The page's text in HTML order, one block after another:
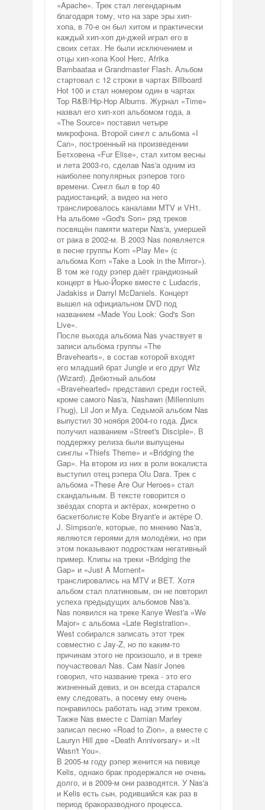
«Apache». Трек стал легендарным
благодаря тому, что на заре эры хип-
хопа, в 70-е он был хитом и практически
каждый хип-хоп ди-джей играл его в
своих сетах. Не были исключением и
отцы хип-хопа Kool Herc, Afrika
Bambaataa и Grandmaster Flash. Альбом
стартовал с 12 строки в чартах Billboard
Hot 100 и стал номером один в чартах
Top R&B/Hip-Hop Albums. Журнал «Time»
назвал его хип-хоп альбомом года, a
«The Source» поставил четыре
микрофона. Второй сингл с альбома «I
Саn», построенный на произведении
Бетховена «Fur Elise», стал хитом весны
и лета 2003-го, сделав Nas'a одним из
наиболее популярных рэперов того
времени. Сингл был в top 40
радиостанций, а видео на него
транслировалось каналами MTV и VH1.
На альбоме «God's Son» ряд треков
посвящён памяти матери Nas'a, умершей
от рака в 2002-м. В 2003 Nas появляется
в песне группы Korn «Play Ме» (с
альбома Korn «Take a Look in the Mirror»).
В том же году рэпер даёт грандиозный
концерт в Нью-Йорке вместе с Ludacris,
Jadakiss и Darryl McDaniels. Концерт
вышел на официальном DVD под
названием «Made You Look: God's Son
Live».
После выхода альбома Nas участвует в
записи альбома группы «The
Bravehearts», в состав которой входят
его младший брат Jungle и его друг Wiz
(Wizard). Дебютный альбом
«Bravehearted» представил среди гостей,
кроме самого Nas'a, Nashawn (Millennium
I’hug), Lil Jon и Mya. Седьмой альбом Nas
выпустил 30 ноября 2004-го года. Диск
получил названием «Street's Disciple». В
поддержку релиза были выпущены
синглы «Thiefs Theme» и «Bridging the
Gap». На втором из них в роли вокалиста
выступил отец рэпера Olu Dara. Трек с
альбома «These Are Our Heroes» стал
скандальным. В тексте говорится о
звёздах спорта и актёрах, конкретно о
баскетболисте Kobe Bryant'e и актёре О.
J. Simpson'e, которые, по мнению Nas'a,
являются героями для молодёжи, но при
этом показывают подросткам негативный
пример. Клипы на треки «Bridging the
Gap» и «Just A Moment»
транслировались на MTV и BET. Хотя
альбом стал платиновым, он не повторил
успеха предыдущих альбомов Nas'a.
Nas появился на треке Каnуе West'a «We
Major» с альбома «Late Registration».
West собирался записать этот трек
совместно с Jay-Z, но по каким-то
причинам этого не произошло, и в треке
поучаствовал Nas. Сам Nasir Jones
говорил, что название трека - это его
жизненный девиз, и он всегда старался
ему следовать, а посему ему очень
понравилось работать над этим треком.
Также Nas вместе с Damian Marley
записал песню «Road to Zion», а вместе с
Lauryn Hill две «Death Anniversary» и «It
Wasn't You».
В 2005-м году рэпер женится на певице
Kelis, однако брак продержался не очень
долго, и в 2009-м они разводятся. У Nas'a
и Kelis есть сын, родившийся как раз в
период бракоразводного процесса.